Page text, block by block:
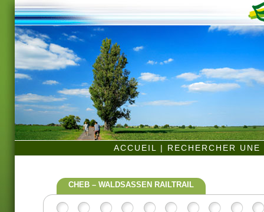
ACCUEIL | RECHERCHER
CHEB – WALDSASSEN RAILTRAIL